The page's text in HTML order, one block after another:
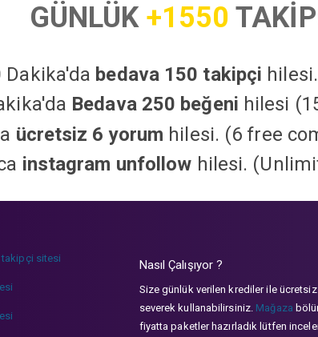
GÜNLÜK +1550
Dakika'da bedava 150 takipçi
Bedava 250 beğeni hilesi
ücretsiz 6 yorum hilesi. (6 free
instagram unfollow hilesi.
takipçi sitesi Nasıl Çalışıyor ?
Size günlük verilen krediler ile ücretsiz
severek kullanabilirsiniz. Mağaza
fiyatta paketler hazırladık lütfen